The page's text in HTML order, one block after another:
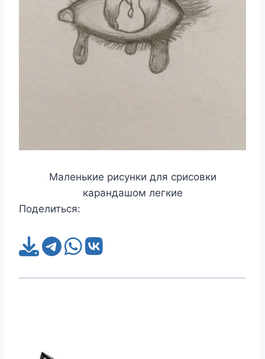
Маленькие рисунки для срисовки
карандашом легкие
Поделиться: